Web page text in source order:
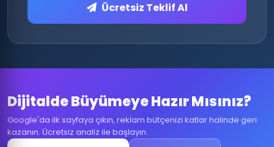
Ücretsiz Teklif Al
Dijitalde Büyümeye Hazır Mısınız?
Google'da ilk sayfaya çıkın, reklam bütçenizi katlar halinde geri
kazanın. Ücretsiz analiz ile başlayın.